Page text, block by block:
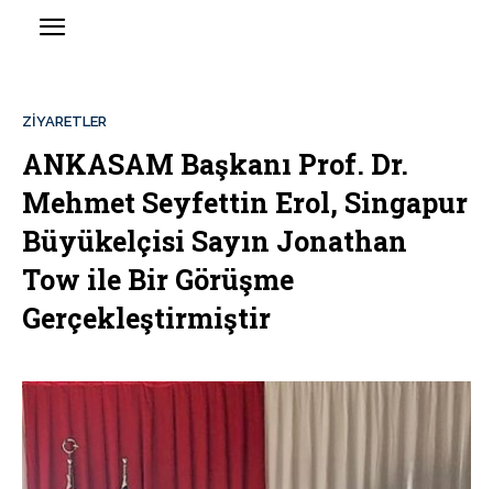
ZIYARETLER
ANKASAM Başkanı Prof. Dr.
Mehmet Seyfettin Erol, Singapur
Büyükelçisi Sayın Jonathan
Tow ile Bir Görüşme
Gerçekleştirmiştir